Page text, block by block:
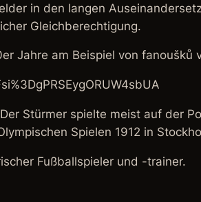
in den langen
Gleichberechtigung.
Jahre am Beispiel von fanoušků
Stürmer spielte meist auf der
Spielen 1912 in
Fußballspieler und -trainer.